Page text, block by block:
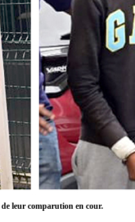
leur comparution en cour.